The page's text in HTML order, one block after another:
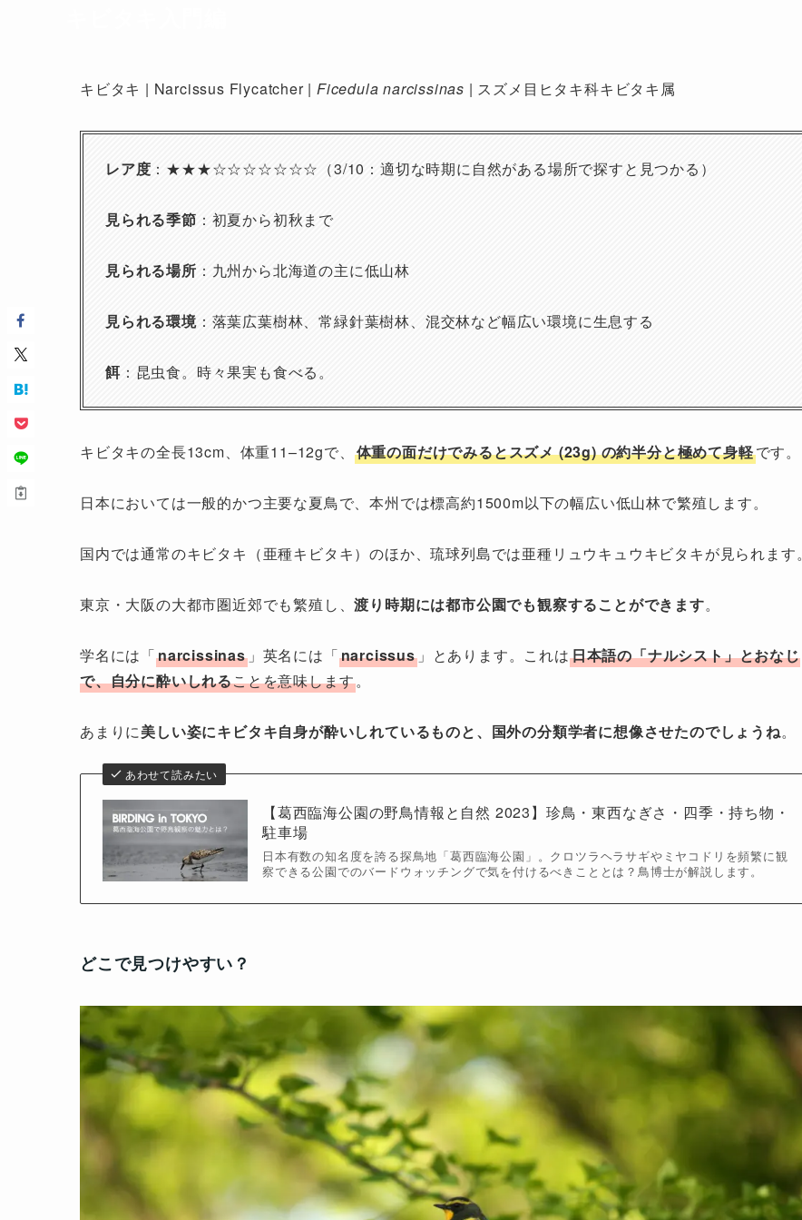
キビタキ | Narcissus Flycatcher | Ficedula narcissinas | スズメ目ヒタキ科キビタキ属
レア度 ：★★★☆☆☆☆☆☆☆（3/10：適切な時期に自然がある場所で探すと見つかる）
見られる季節 ：初夏から初秋まで
見られる場所 ：九州から北海道の主に低山林
見られる環境：落葉広葉樹林、常緑針葉樹林、混交林など幅広い環境に生息する
餌：昆虫食。時々果実も食べる。
キビタキの全長13cm、体重11–12gで、 体重の面だけでみるとスズメ (23g) の約半分と極めて身軽です。
日本においては一般的かつ主要な夏鳥で、本州では標高約1500m以下の幅広い低山林で繁殖します。
国内では通常のキビタキ（亜種キビタキ）のほか、琉球列島では亜種リュウキュウキビタキが見られます。
東京・大阪の大都市圏近郊でも繁殖し、渡り時期には都市公園でも観察することができます。
学名には「narcissinas」英名には「narcissus」とあります。これは日本語の「ナルシスト」とおなじ
で、自分に酔いしれることを意味します。
あまりに美しい姿にキビタキ自身が酔いしれているものと、国外の分類学者に想像させたのでしょうね。
あわせて読みたい
【葛西臨海公園の野鳥情報と自然 2023】珍鳥・東西なぎさ・四季・持ち物・
駐車場
日本有数の知名度を誇る探鳥地「葛西臨海公園」。クロツラヘラサギやミヤコドリを頻繁に観
察できる公園でのバードウォッチングで気を付けるべきこととは？鳥博士が解説します。
どこで見つけやすい？